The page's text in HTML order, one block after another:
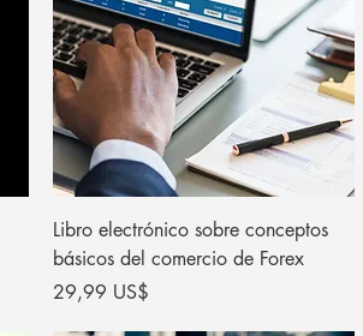
Libro electrónico sobre conceptos
básicos del comercio de Forex
Precio
29,99 US$